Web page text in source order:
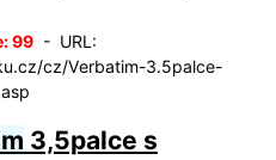
99- URL:
cz/Verbatim-3.5palce-
3,5palce s